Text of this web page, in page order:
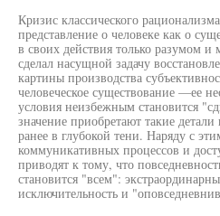
Кризис классического
представление о человеке как о
в своих действия только разумом и
сделал насущной задачу
картины производства
человеческое существование —ее
условия неизбежным становится
значение приобретают такие
ранее в глубокой тени. Наряду с
коммуникативных процессов и
приводят к тому, что
становится "всем":
исключительность и